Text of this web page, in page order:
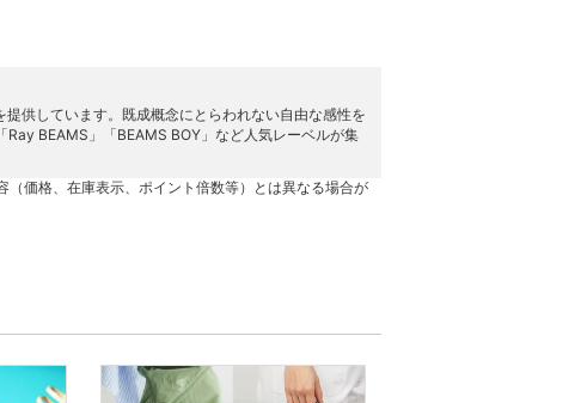
供しています。既成概念にとらわれない自由な感性を
BEAMS」「BEAMS BOY」など人気レーベルが集
価格、在庫表示、ポイント倍数等）とは異なる場合が